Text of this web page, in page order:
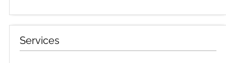
Services